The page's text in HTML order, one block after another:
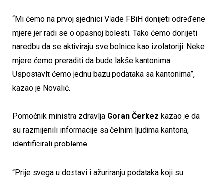
“Mi ćemo na prvoj sjednici Vlade FBiH donijeti određene
mjere jer radi se o opasnoj bolesti. Tako ćemo donijeti
naredbu da se aktiviraju sve bolnice kao izolatoriji. Neke
mjere ćemo preraditi da bude lakše kantonima.
Uspostavit ćemo jednu bazu podataka sa kantonima”,
kazao je Novalić.
Pomoćnik ministra zdravlja Goran Čerkez kazao je da
su razmijenili informacije sa čelnim ljudima kantona,
identificirali probleme.
“Prije svega u dostavi i ažuriranju podataka koji su